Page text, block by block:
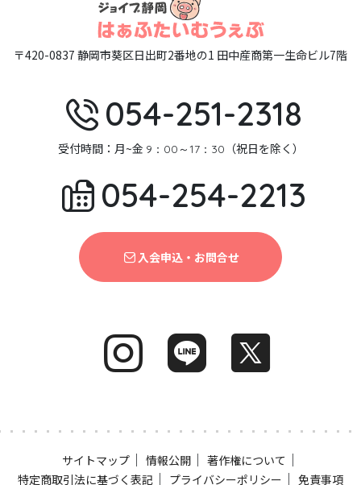
〒420-0837 静岡市葵区日出町2番地の1 田中産商第一生命ビル7階
054-251-2318
受付時間：月~金 9：00～17：30 （祝日を除く）
054-254-2213
入会申込・お問合せ
サイトマップ ｜ 情報公開 ｜ 著作権について ｜
特定商取引法に基づく表記 ｜ プライバシーポリシー ｜ 免責事項